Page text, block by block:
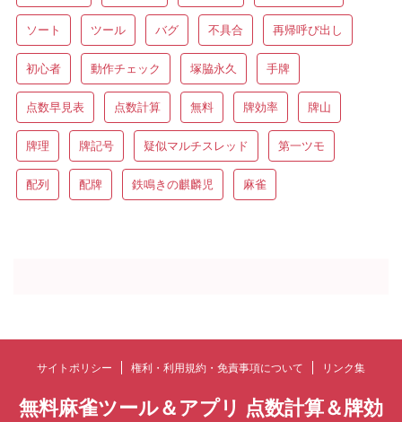
ソート ツール バグ 不具合 再帰呼び出し
初心者 動作チェック 塚脇永久 手牌
点数早見表 点数計算 無料 牌効率 牌山
牌理 牌記号 疑似マルチスレッド 第一ツモ
配列 配牌 鉄鳴きの麒麟児 麻雀
サイトポリシー 権利・利用規約・免責事項について リンク集
無料麻雀ツール＆アプリ 点数計算＆牌効